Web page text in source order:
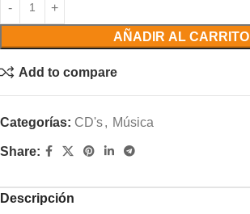
AÑADIR AL CARRITO
Add to compare
Categorías: CD's, Música
Share:
Descripción